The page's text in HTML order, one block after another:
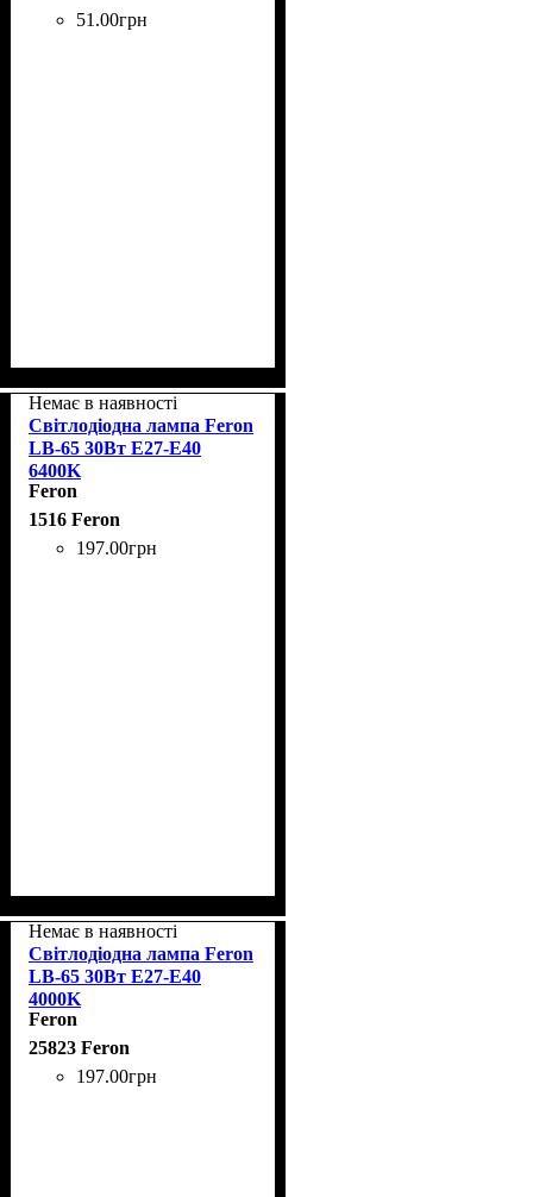
51 .00грн
Немає в наявності
Світлодіодна лампа Feron
LB-65 30Вт E27-E40
6400K
Feron
1516 Feron
197.00грн
Немає в наявності
Світлодіодна лампа Feron
LB-65 30Вт E27-E40
4000K
Feron
25823 Feron
197.00грн